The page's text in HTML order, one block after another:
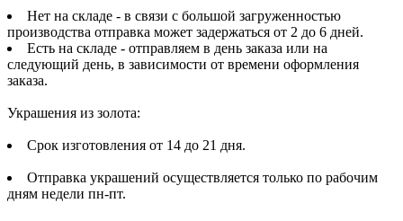
Нет на складе - в связи с большой загруженностью
производства отправка может задержаться от 2 до 6 дней.
Есть на складе - отправляем в день заказа или на
следующий день, в зависимости от времени оформления
заказа.
Украшения из золота:
Срок изготовления от 14 до 21 дня.
Отправка украшений осуществляется только по рабочим
дням недели пн-пт.